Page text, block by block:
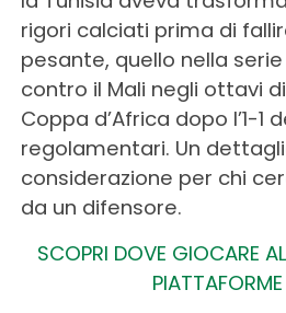
rigori calciati prima di
pesante, quello nella
contro il Mali negli ottavi
Coppa d’Africa dopo l’1-1
regolamentari. Un
considerazione per chi
da un difensore.
SCOPRI DOVE GIOCARE